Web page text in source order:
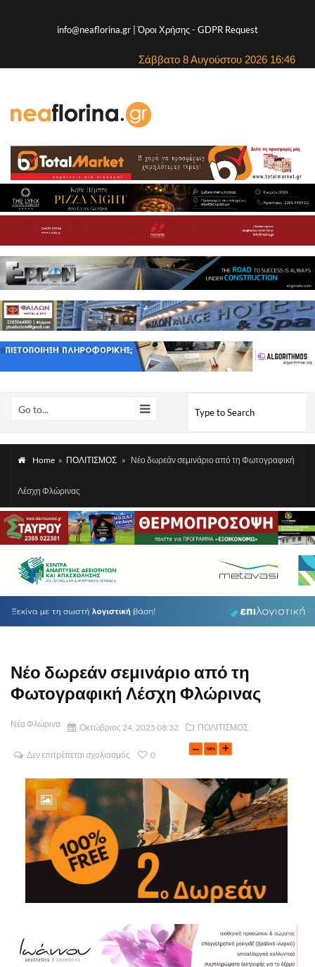
info@neaflorina.gr |Όροι Χρήσης- GDPR Request
Σάββατο 8 Αυγούστου 2026 16:46
Go to...
Home » ΠΟΛΙΤΙΣΜΟΣ » Νέο δωρεάν σεμινάριο από τη Φωτογραφική
Λέσχη Φλώρινας
Νέο δωρεάν σεμινάριο από τη
Φωτογραφική Λέσχη Φλώρινας
Νέα Φλώρινα Οκτώβριος 24, 2025 08:32 ΠΟΛΙΤΙΣΜΟΣ
Δεν επιτρέπεται σχολιασμός 0